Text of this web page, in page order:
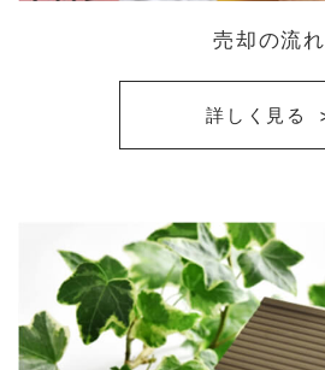
売却の流れ
詳しく見る